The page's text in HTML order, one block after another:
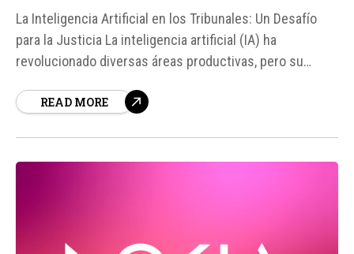
La Inteligencia Artificial en los Tribunales: Un Desafío
para la Justicia La inteligencia artificial (IA) ha
revolucionado diversas áreas productivas, pero su
interés y preocupación. Según fuentes, el uso de
READ MORE